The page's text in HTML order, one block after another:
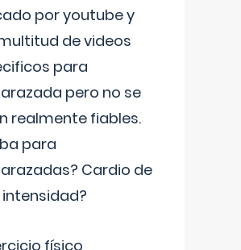
por youtube y
de videos
para
pero no se
realmente fiables.
para
Cardio de
físico